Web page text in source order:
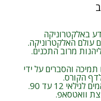
באלקטרוניקה
עולם האלקטרוניקה.
והסברים על ידי
הקורס.
12 עד 90.
וואטסאפ.